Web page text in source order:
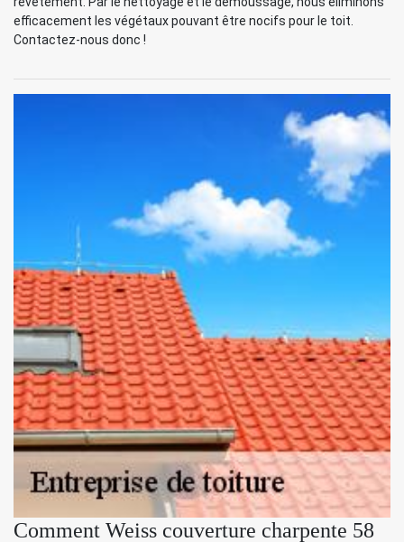
efficacement les végétaux pouvant être nocifs pour le toit.
Contactez-nous donc !
Comment Weiss couverture charpente 58